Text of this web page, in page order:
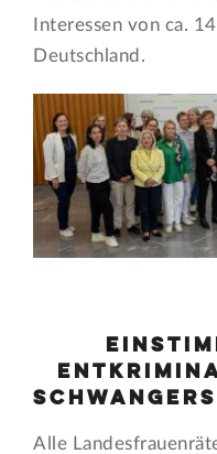
Interessen von ca.
Deutschland.
Alle